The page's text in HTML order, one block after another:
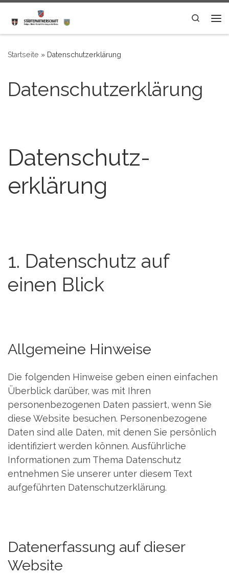
Zum Inhalt springen
Search
Startseite » Datenschutzerklärung
Datenschutzerklärung
Datenschutz­
erklärung
1. Datenschutz auf
einen Blick
Allgemeine Hinweise
Die folgenden Hinweise geben einen einfachen
Überblick darüber, was mit Ihren
personenbezogenen Daten passiert, wenn Sie
diese Website besuchen. Personenbezogene
Daten sind alle Daten, mit denen Sie persönlich
identifiziert werden können. Ausführliche
Informationen zum Thema Datenschutz
entnehmen Sie unserer unter diesem Text
aufgeführten Datenschutzerklärung.
Datenerfassung auf dieser
Website